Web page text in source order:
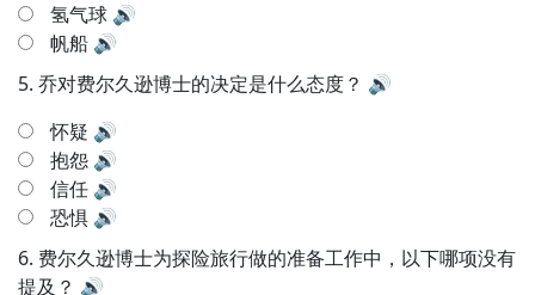
氢气球 🔊
帆船 🔊
5. 乔对费尔久逊博士的决定是什么态度？ 🔊
怀疑 🔊
抱怨 🔊
信任 🔊
恐惧 🔊
6. 费尔久逊博士为探险旅行做的准备工作中，以下哪项没有
提及？ 🔊